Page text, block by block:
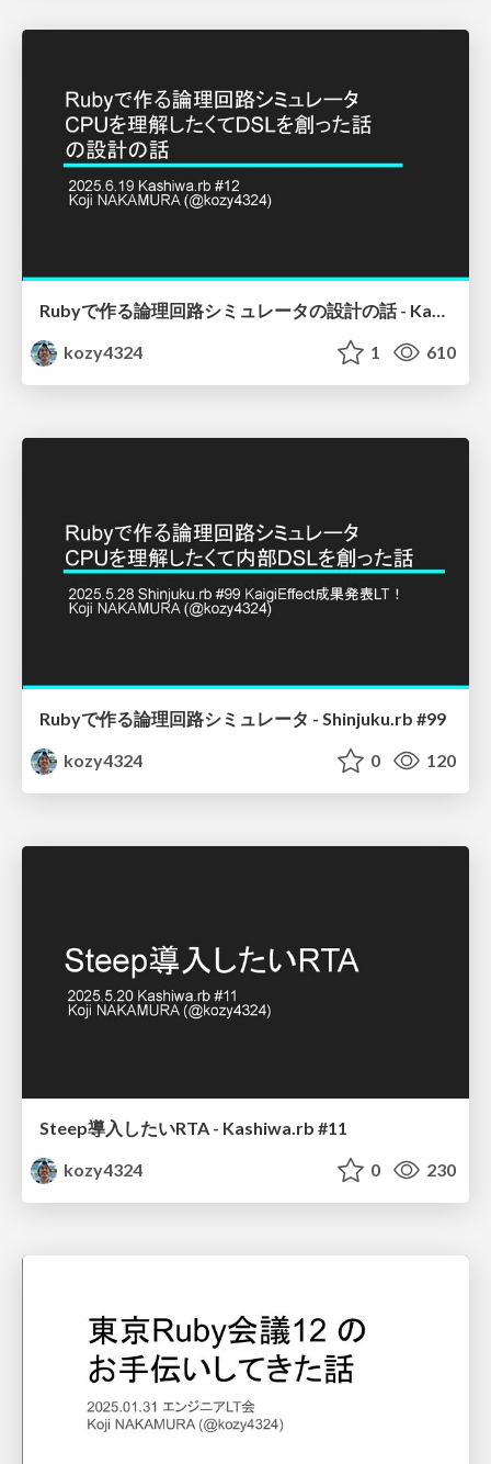
Rubyで作る論理回路シミュレータの設計の話 - Kashiwa.rb #12
kozy4324
1 610
Rubyで作る論理回路シミュレータ - Shinjuku.rb #99
kozy4324
0 120
Steep導入したいRTA - Kashiwa.rb #11
kozy4324
0 230